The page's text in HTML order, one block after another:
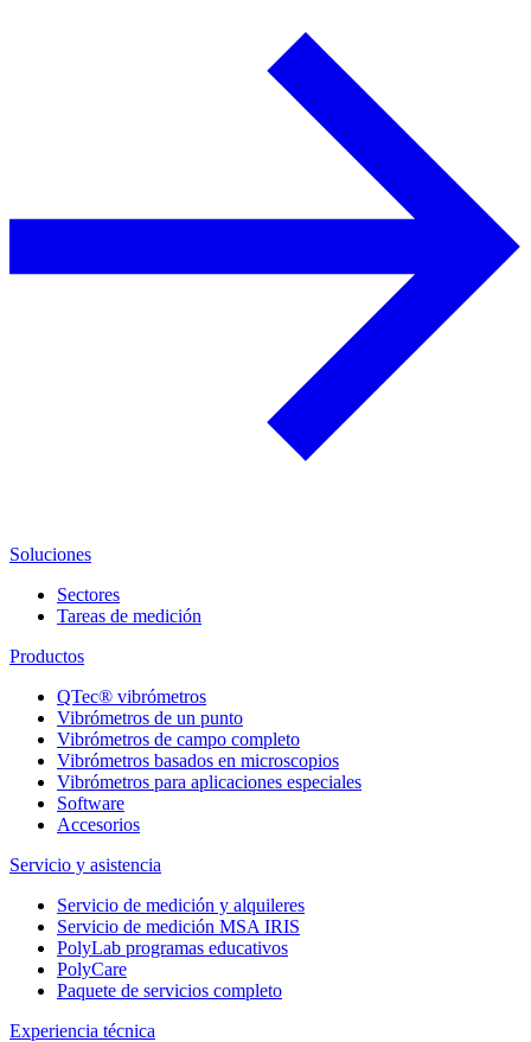
Soluciones
Sectores
Tareas de medición
Productos
QTec® vibrómetros
Vibrómetros de un punto
Vibrómetros de campo completo
Vibrómetros basados en microscopios
Vibrómetros para aplicaciones especiales
Software
Accesorios
Servicio y asistencia
Servicio de medición y alquileres
Servicio de medición MSA IRIS
PolyLab programas educativos
PolyCare
Paquete de servicios completo
Experiencia técnica